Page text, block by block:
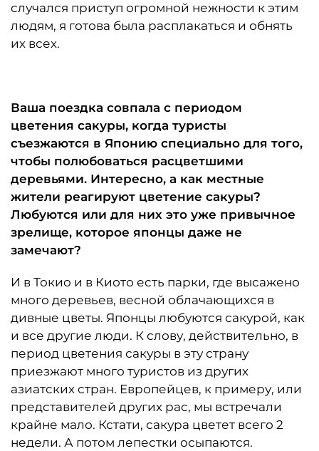
случался приступ огромной нежности к этим
людям, я готова была расплакаться и обнять
их всех.
Ваша поездка совпала с периодом
цветения сакуры, когда туристы
съезжаются в Японию специально для того,
чтобы полюбоваться расцветшими
деревьями. Интересно, а как местные
жители реагируют цветение сакуры?
Любуются или для них это уже привычное
зрелище, которое японцы даже не
замечают?
И в Токио и в Киото есть парки, где высажено
много деревьев, весной облачающихся в
дивные цветы. Японцы любуются сакурой, как
и все другие люди. К слову, действительно, в
период цветения сакуры в эту страну
приезжают много туристов из других
азиатских стран. Европейцев, к примеру, или
представителей других рас, мы встречали
крайне мало. Кстати, сакура цветет всего 2
недели. А потом лепестки осыпаются.